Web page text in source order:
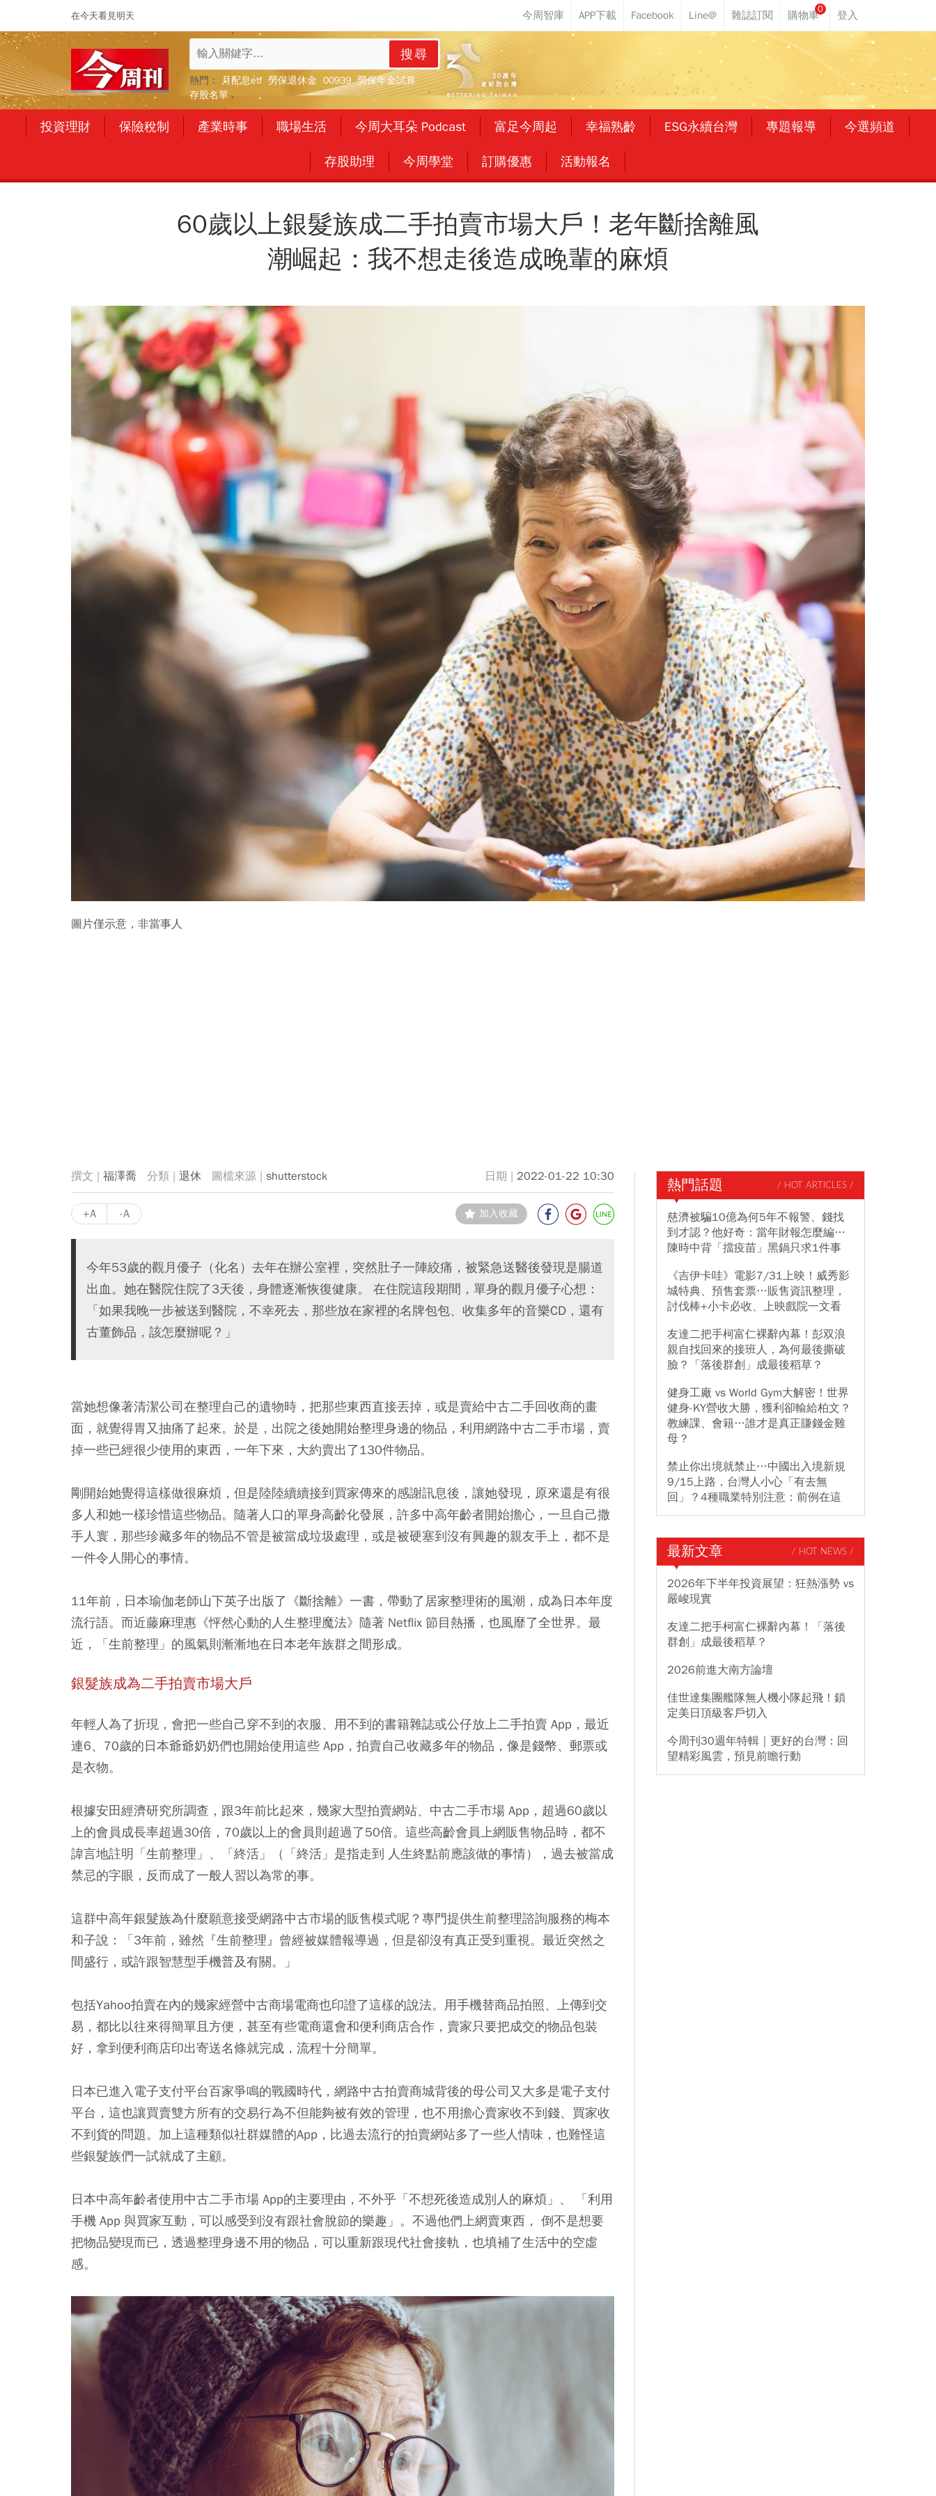
在今天看見明天
0
搜尋
熱門： 月配息etf 勞保退休金 00939 勞保年金試算
存股名單
投資理財 保險稅制 產業時事 職場生活 今周大耳朵 Podcast 富足今周起 幸福熟齡 ESG永續台灣 專題報導 今選頻道
存股助理 今周學堂 訂購優惠 活動報名
60歲以上銀髮族成二手拍賣市場大戶！老年斷捨離風
潮崛起：我不想走後造成晚輩的麻煩
圖片僅示意，非當事人
福澤喬 退休 shutterstock 2022-01-22 10:30
+A -A 加入收藏
今年53歲的觀月優子（化名）去年在辦公室裡，突然肚子一陣絞痛，被緊急送醫後發現是腸道
出血。她在醫院住院了3天後，身體逐漸恢復健康。 在住院這段期間，單身的觀月優子心想：
「如果我晚一步被送到醫院，不幸死去，那些放在家裡的名牌包包、收集多年的音樂CD，還有
古董飾品，該怎麼辦呢？」
當她想像著清潔公司在整理自己的遺物時，把那些東西直接丟掉，或是賣給中古二手回收商的畫
面，就覺得胃又抽痛了起來。於是，出院之後她開始整理身邊的物品，利用網路中古二手市場，賣
掉一些已經很少使用的東西，一年下來，大約賣出了130件物品。
剛開始她覺得這樣做很麻煩，但是陸陸續續接到買家傳來的感謝訊息後，讓她發現，原來還是有很
多人和她一樣珍惜這些物品。隨著人口的單身高齡化發展，許多中高年齡者開始擔心，一旦自己撒
手人寰，那些珍藏多年的物品不管是被當成垃圾處理，或是被硬塞到沒有興趣的親友手上，都不是
一件令人開心的事情。
11年前，日本瑜伽老師山下英子出版了《斷捨離》一書，帶動了居家整理術的風潮，成為日本年度
流行語。而近藤麻理惠《怦然心動的人生整理魔法》隨著 Netflix 節目熱播，也風靡了全世界。最
近，「生前整理」的風氣則漸漸地在日本老年族群之間形成。
銀髮族成為二手拍賣市場大戶
年輕人為了折現，會把一些自己穿不到的衣服、用不到的書籍雜誌或公仔放上二手拍賣 App，最近
連6、70歲的日本爺爺奶奶們也開始使用這些 App，拍賣自己收藏多年的物品，像是錢幣、郵票或
是衣物。
根據安田經濟研究所調查，跟3年前比起來，幾家大型拍賣網站、中古二手市場 App，超過60歲以
上的會員成長率超過30倍，70歲以上的會員則超過了50倍。這些高齡會員上網販售物品時，都不
諱言地註明「生前整理」、「終活」（「終活」是指走到 人生終點前應該做的事情），過去被當成
禁忌的字眼，反而成了一般人習以為常的事。
這群中高年銀髮族為什麼願意接受網路中古市場的販售模式呢？專門提供生前整理諮詢服務的梅本
和子說：「3年前，雖然『生前整理』曾經被媒體報導過，但是卻沒有真正受到重視。最近突然之
間盛行，或許跟智慧型手機普及有關。」
包括Yahoo拍賣在內的幾家經營中古商場電商也印證了這樣的說法。用手機替商品拍照、上傳到交
易，都比以往來得簡單且方便，甚至有些電商還會和便利商店合作，賣家只要把成交的物品包裝
好，拿到便利商店印出寄送名條就完成，流程十分簡單。
日本已進入電子支付平台百家爭鳴的戰國時代，網路中古拍賣商城背後的母公司又大多是電子支付
平台，這也讓買賣雙方所有的交易行為不但能夠被有效的管理，也不用擔心賣家收不到錢、買家收
不到貨的問題。加上這種類似社群媒體的App，比過去流行的拍賣網站多了一些人情味，也難怪這
些銀髮族們一試就成了主顧。
日本中高年齡者使用中古二手市場 App的主要理由，不外乎「不想死後造成別人的麻煩」、 「利用
手機 App 與買家互動，可以感受到沒有跟社會脫節的樂趣」。不過他們上網賣東西， 倒不是想要
把物品變現而已，透過整理身邊不用的物品，可以重新跟現代社會接軌，也填補了生活中的空虛
感。
熱門話題 / HOT ARTICLES /
慈濟被騙10億為何5年不報警、錢找
到才認？他好奇：當年財報怎麼編…
陳時中背「擋疫苗」黑鍋只求1件事
《吉伊卡哇》電影7/31上映！威秀影
城特典、預售套票…販售資訊整理，
討伐棒+小卡必收、上映戲院一文看
友達二把手柯富仁裸辭內幕！彭双浪
親自找回來的接班人，為何最後撕破
臉？「落後群創」成最後稻草？
健身工廠 vs World Gym大解密！世界
健身-KY營收大勝，獲利卻輸給柏文？
教練課、會籍…誰才是真正賺錢金雞
母？
禁止你出境就禁止…中國出入境新規
9/15上路，台灣人小心「有去無
回」？4種職業特別注意：前例在這
最新文章 / HOT NEWS /
2026年下半年投資展望：狂熱漲勢 vs
嚴峻現實
友達二把手柯富仁裸辭內幕！「落後
群創」成最後稻草？
2026前進大南方論壇
佳世達集團艦隊無人機小隊起飛！鎖
定美日頂級客戶切入
今周刊30週年特輯｜更好的台灣：回
望精彩風雲，預見前瞻行動